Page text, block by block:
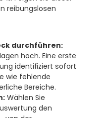
reibungslosen
durchführen:
hoch. Eine erste
identifiziert sofort
wie fehlende
Bereiche.
Wählen Sie
den